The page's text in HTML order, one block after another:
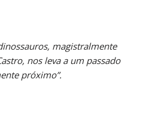
magistralmente
nos leva a um passado
próximo”.